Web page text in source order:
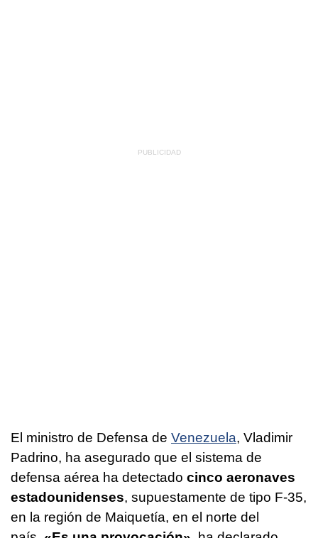
El ministro de Defensa de Venezuela, Vladimir
Padrino, ha asegurado que el sistema de
defensa aérea ha detectado cinco aeronaves
estadounidenses, supuestamente de tipo F-35,
en la región de Maiquetía, en el norte del